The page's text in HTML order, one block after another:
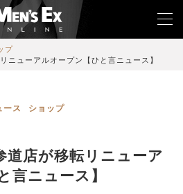
プ
ューアルオープン【ひと言ニュース】
ース ショップ
店が移転リニューア
言ニュース】